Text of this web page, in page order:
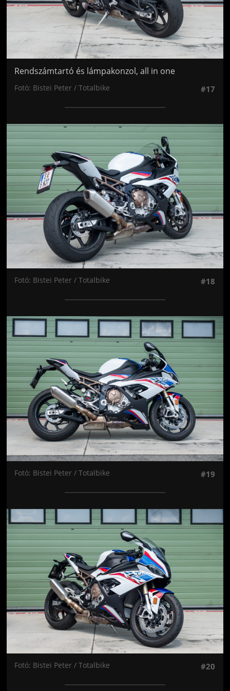
Rendszámtartó és lámpakonzol, all in one
Fotó: Bistei Peter / Totalbike #17
Jön még kép!
Fotó: Bistei Peter / Totalbike #18
Jön még kép!
Fotó: Bistei Peter / Totalbike #19
Jön még kép!
Fotó: Bistei Peter / Totalbike #20